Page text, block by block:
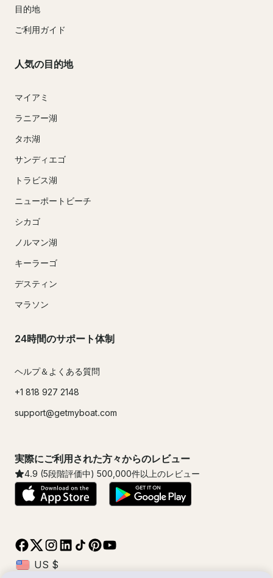
目的地
ご利用ガイド
人気の目的地
マイアミ
ラニアー湖
タホ湖
サンディエゴ
トラビス湖
ニューポートビーチ
シカゴ
ノルマン湖
キーラーゴ
デスティン
マラソン
24時間のサポート体制
ヘルプ＆よくある質問
+1 818 927 2148
support@getmyboat.com
実際にご利用された方々からのレビュー
4.9 (5段階評価中) 500,000件以上のレビュー